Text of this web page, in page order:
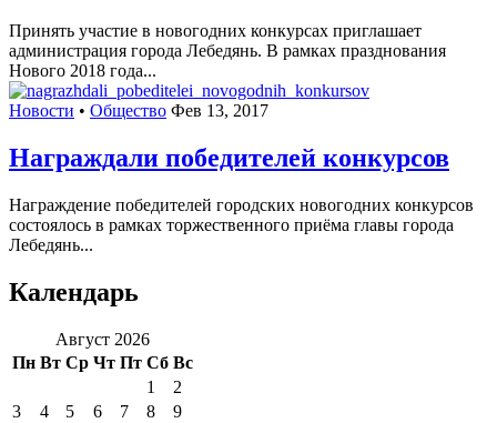
Принять участие в новогодних конкурсах приглашает
администрация города Лебедянь. В рамках празднования
Нового 2018 года...
Новости • Общество Фев 13, 2017
Награждали победителей конкурсов
Награждение победителей городских новогодних конкурсов
состоялось в рамках торжественного приёма главы города
Лебедянь...
Календарь
Август 2026
Пн Вт Ср Чт Пт Сб Вс
1
2
3
4 5 6 7 8
9